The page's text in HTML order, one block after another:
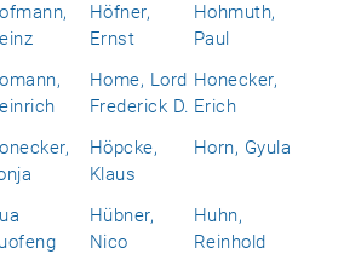
Höfner,
Ernst
Hohmuth,
Paul
Home, Lord
Frederick D.
Honecker,
Erich
Höpcke,
Klaus
Horn, Gyula
Hübner,
Nico
Huhn,
Reinhold